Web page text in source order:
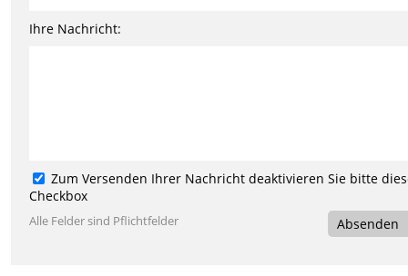
Ihre Nachricht:
Zum Versenden Ihrer Nachricht deaktivieren Sie bitte
Checkbox
Alle Felder sind Pflichtfelder Absenden